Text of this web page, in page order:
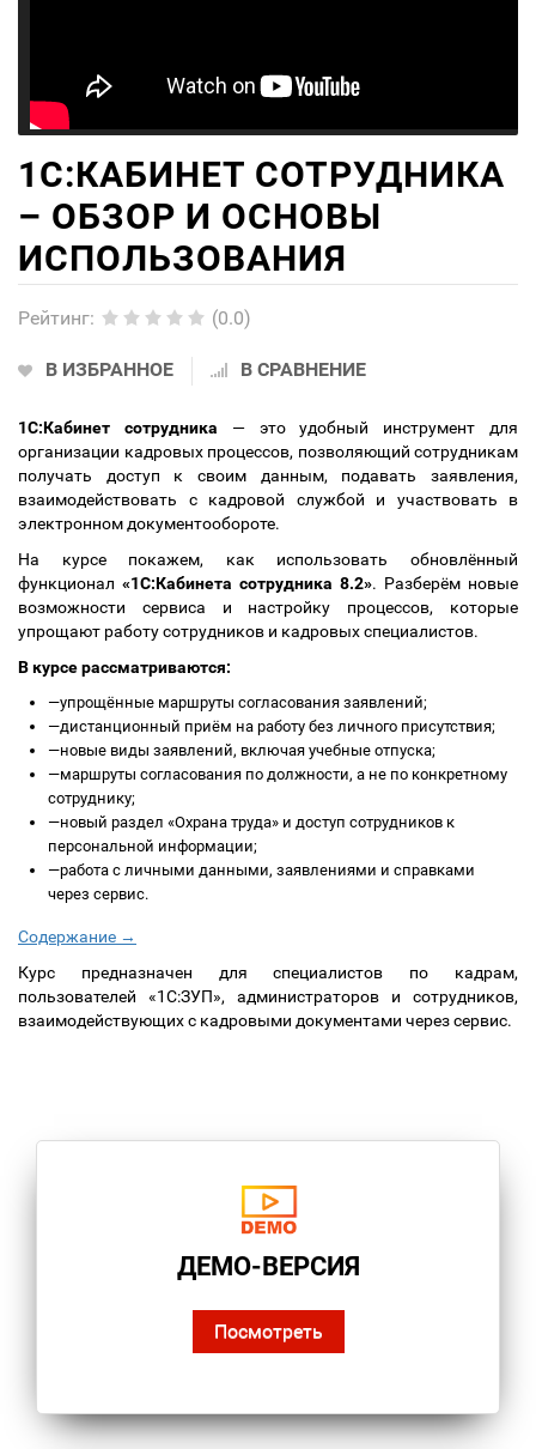
1С:КАБИНЕТ СОТРУДНИКА
– ОБЗОР И ОСНОВЫ
ИСПОЛЬЗОВАНИЯ
Рейтинг: (0.0)
В ИЗБРАННОЕ В СРАВНЕНИЕ
1С:Кабинет сотрудника — это удобный инструмент для
организации кадровых процессов, позволяющий сотрудникам
получать доступ к своим данным, подавать заявления,
взаимодействовать с кадровой службой и участвовать в
электронном документообороте.
На курсе покажем, как использовать обновлённый
функционал «1С:Кабинета сотрудника 8.2». Разберём новые
возможности сервиса и настройку процессов, которые
упрощают работу сотрудников и кадровых специалистов.
В курсе рассматриваются:
—упрощённые маршруты согласования заявлений;
—дистанционный приём на работу без личного присутствия;
—новые виды заявлений, включая учебные отпуска;
—маршруты согласования по должности, а не по конкретному
сотруднику;
—новый раздел «Охрана труда» и доступ сотрудников к
персональной информации;
—работа с личными данными, заявлениями и справками
через сервис.
Содержание →
Курс предназначен для специалистов по кадрам,
пользователей «1С:ЗУП», администраторов и сотрудников,
взаимодействующих с кадровыми документами через сервис.
ДЕМО-ВЕРСИЯ
Посмотреть